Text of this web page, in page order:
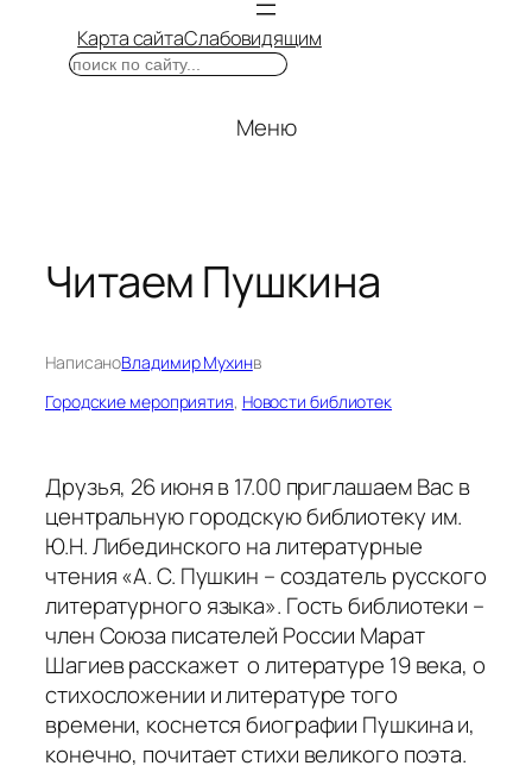
Карта сайтаСлабовидящим
Поиск
Меню
Читаем Пушкина
НаписаноВладимир Мухинв
Городские мероприятия, Новости библиотек
Друзья, 26 июня в 17.00 приглашаем Вас в
центральную городскую библиотеку им.
Ю.Н. Либединского на литературные
чтения «А. С. Пушкин – создатель русского
литературного языка». Гость библиотеки –
член Союза писателей России Марат
Шагиев расскажет о литературе 19 века, о
стихосложении и литературе того
времени, коснется биографии Пушкина и,
конечно, почитает стихи великого поэта.